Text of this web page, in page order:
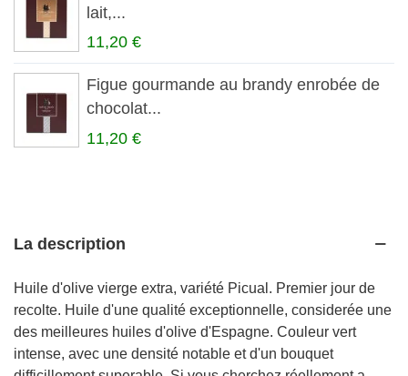
lait,...
11,20 €
Figue gourmande au brandy enrobée de
chocolat...
11,20 €
La description
Huile d'olive vierge extra, variété Picual. Premier jour de
recolte. Huile d'une qualité exceptionnelle, considerée une
des meilleures huiles d'olive d'Espagne. Couleur vert
intense, avec une densité notable et d'un bouquet